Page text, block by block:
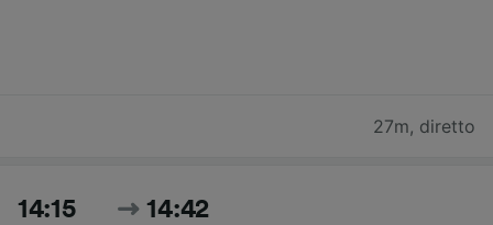
27m, diretto
14:15 14:42